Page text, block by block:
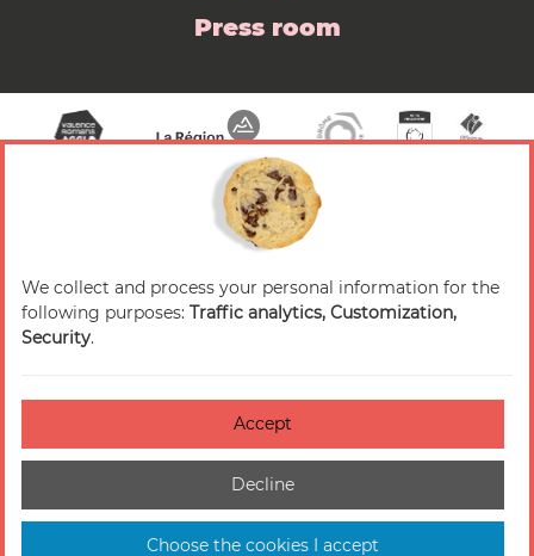
Press room
© 2026 Valence Romans Tourisme — All rights
reserved
Credits
Accessibilité : non-conforme
Cookies management
Sitemap
We collect and process your personal information for the
following purposes: Traffic analytics, Customization,
Security.
Accept
Decline
Choose the cookies I accept